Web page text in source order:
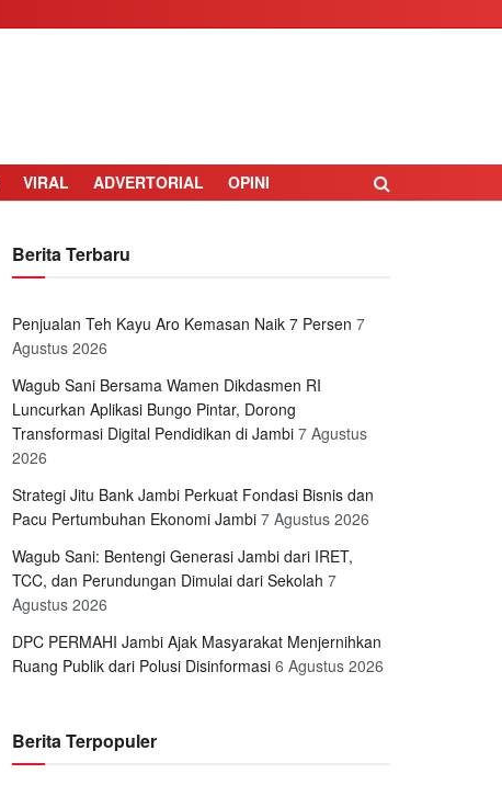
VIRAL ADVERTORIAL OPINI
Berita Terbaru
Penjualan Teh Kayu Aro Kemasan Naik 7 Persen 7
Agustus 2026
Wagub Sani Bersama Wamen Dikdasmen RI
Luncurkan Aplikasi Bungo Pintar, Dorong
Transformasi Digital Pendidikan di Jambi 7 Agustus
2026
Strategi Jitu Bank Jambi Perkuat Fondasi Bisnis dan
Pacu Pertumbuhan Ekonomi Jambi 7 Agustus 2026
Wagub Sani: Bentengi Generasi Jambi dari IRET,
TCC, dan Perundungan Dimulai dari Sekolah 7
Agustus 2026
DPC PERMAHI Jambi Ajak Masyarakat Menjernihkan
Ruang Publik dari Polusi Disinformasi 6 Agustus 2026
Berita Terpopuler